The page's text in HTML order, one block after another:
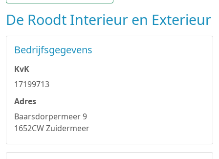
De Roodt Interieur en Exterieur
Bedrijfsgegevens
KvK
17199713
Adres
Baarsdorpermeer 9
1652CW Zuidermeer